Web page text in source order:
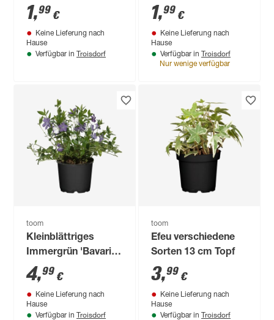
9 cm Topf
1,99 €
Keine Lieferung nach
Hause
Verfügbar in Troisdorf
9 cm Topf
1,99 €
Keine Lieferung nach
Hause
Verfügbar in Troisdorf
Nur wenige verfügbar
toom
Kleinblättriges
Immergrün 'Bavaria'
verschiedene Farben
13 cm Topf
4,99 €
Keine Lieferung nach
Hause
Verfügbar in Troisdorf
toom
Efeu verschiedene
Sorten 13 cm Topf
3,99 €
Keine Lieferung nach
Hause
Verfügbar in Troisdorf